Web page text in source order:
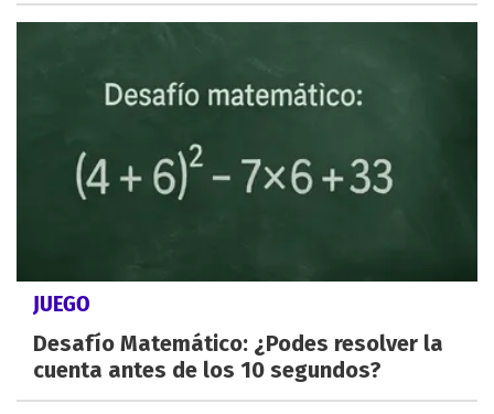
JUEGO
Desafío Matemático: ¿Podes resolver la
cuenta antes de los 10 segundos?